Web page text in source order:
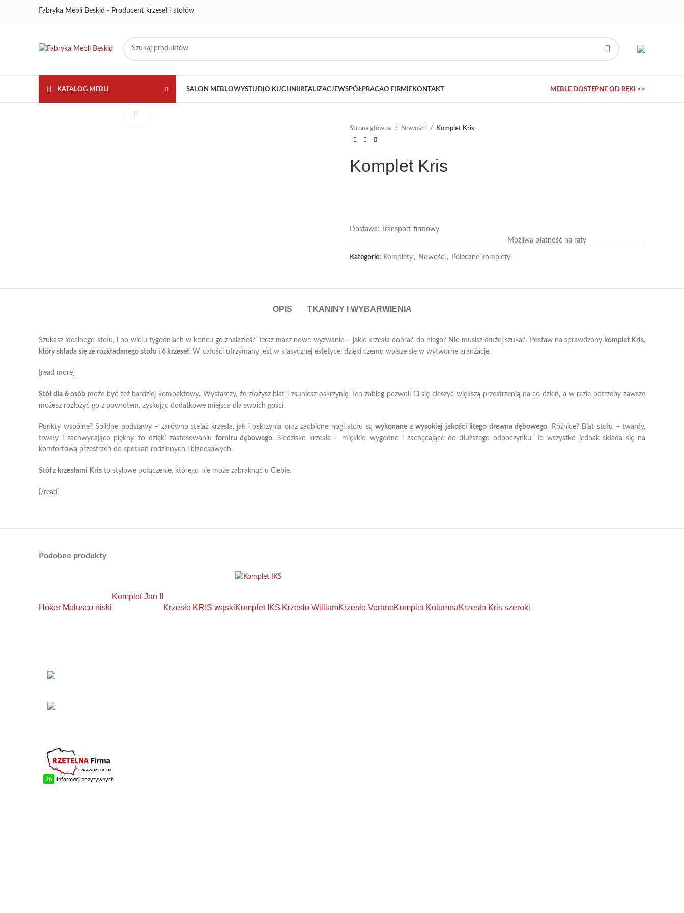
Fabryka Mebli Beskid - Producent krzeseł i stołów
KATALOG MEBLI SALON MEBLOWYSTUDIO KUCHNII REALIZACJEWSPÓŁPRACAO FIRMIEKONTAKT MEBLE DOSTĘPNE OD RĘKI >>
Strona główna Nowości Komplet Kris
Komplet Kris
Dostawa: Transport firmowy
Możliwa płatność na raty
Kategorie: Komplety , Nowości , Polecane komplety
OPIS TKANINY I WYBARWIENIA
Szukasz idealnego stołu, i po wielu tygodniach w końcu go znalazłeś? Teraz masz nowe wyzwanie – jakie krzesła dobrać do niego? Nie musisz dłużej szukać. Postaw na sprawdzony komplet Kris,
który składa się ze rozkładanego stołu i 6 krzeseł. W całości utrzymany jest w klasycznej estetyce, dzięki czemu wpisze się w wytworne aranżacje.
[read more]
Stół dla 6 osób może być też bardziej kompaktowy. Wystarczy, że złożysz blat i zsuniesz oskrzynię. Ten zabieg pozwoli Ci się cieszyć większą przestrzenią na co dzień, a w razie potrzeby zawsze
możesz rozłożyć go z powrotem, zyskując dodatkowe miejsca dla swoich gości.
Punkty wspólne? Solidne podstawy – zarówno stelaż krzesła, jak i oskrzynia oraz zaoblone nogi stołu sąwykonane z wysokiej jakości litego drewna dębowego. Różnice? Blat stołu – twardy,
trwały i zachwycająco piękny, to dzięki zastosowaniu forniru dębowego. Siedzisko krzesła – miękkie, wygodne i zachęcające do dłuższego odpoczynku. To wszystko jednak składa się na
komfortową przestrzeń do spotkań rodzinnych i biznesowych.
Stół z krzesłami Kris to stylowe połączenie, którego nie może zabraknąć u Ciebie.
[/read]
Podobne produkty
Hoker Molusco niski
Komplet Jan II
Krzesło KRIS wąskiKomplet IKS Krzesło WilliamKrzesło VeranoKomplet KolumnaKrzesło Kris szeroki